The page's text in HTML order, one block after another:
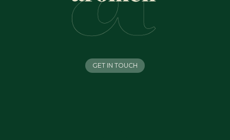
GET IN TOUCH